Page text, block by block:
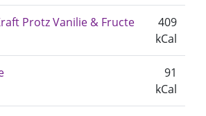
Protz Vanilie & Fructe
409
kCal
91
kCal